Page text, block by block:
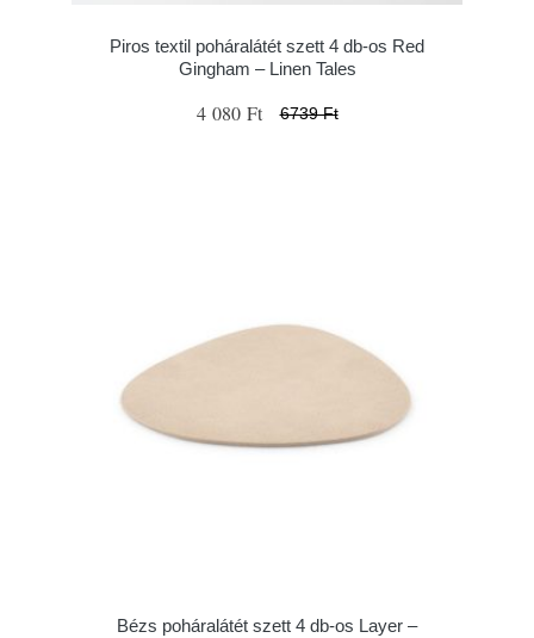
Piros textil poháralátét szett 4 db-os Red
Gingham – Linen Tales
4 080 Ft 6739 Ft
Bézs poháralátét szett 4 db-os Layer –